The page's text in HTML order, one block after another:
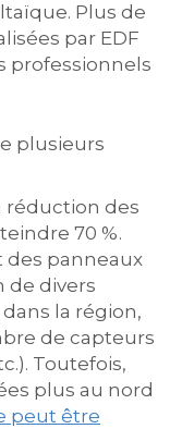
Plus de
par EDF
professionnels
plusieurs
réduction des
70 %.
panneaux
de divers
la région,
de capteurs
Toutefois,
plus au nord
peut être